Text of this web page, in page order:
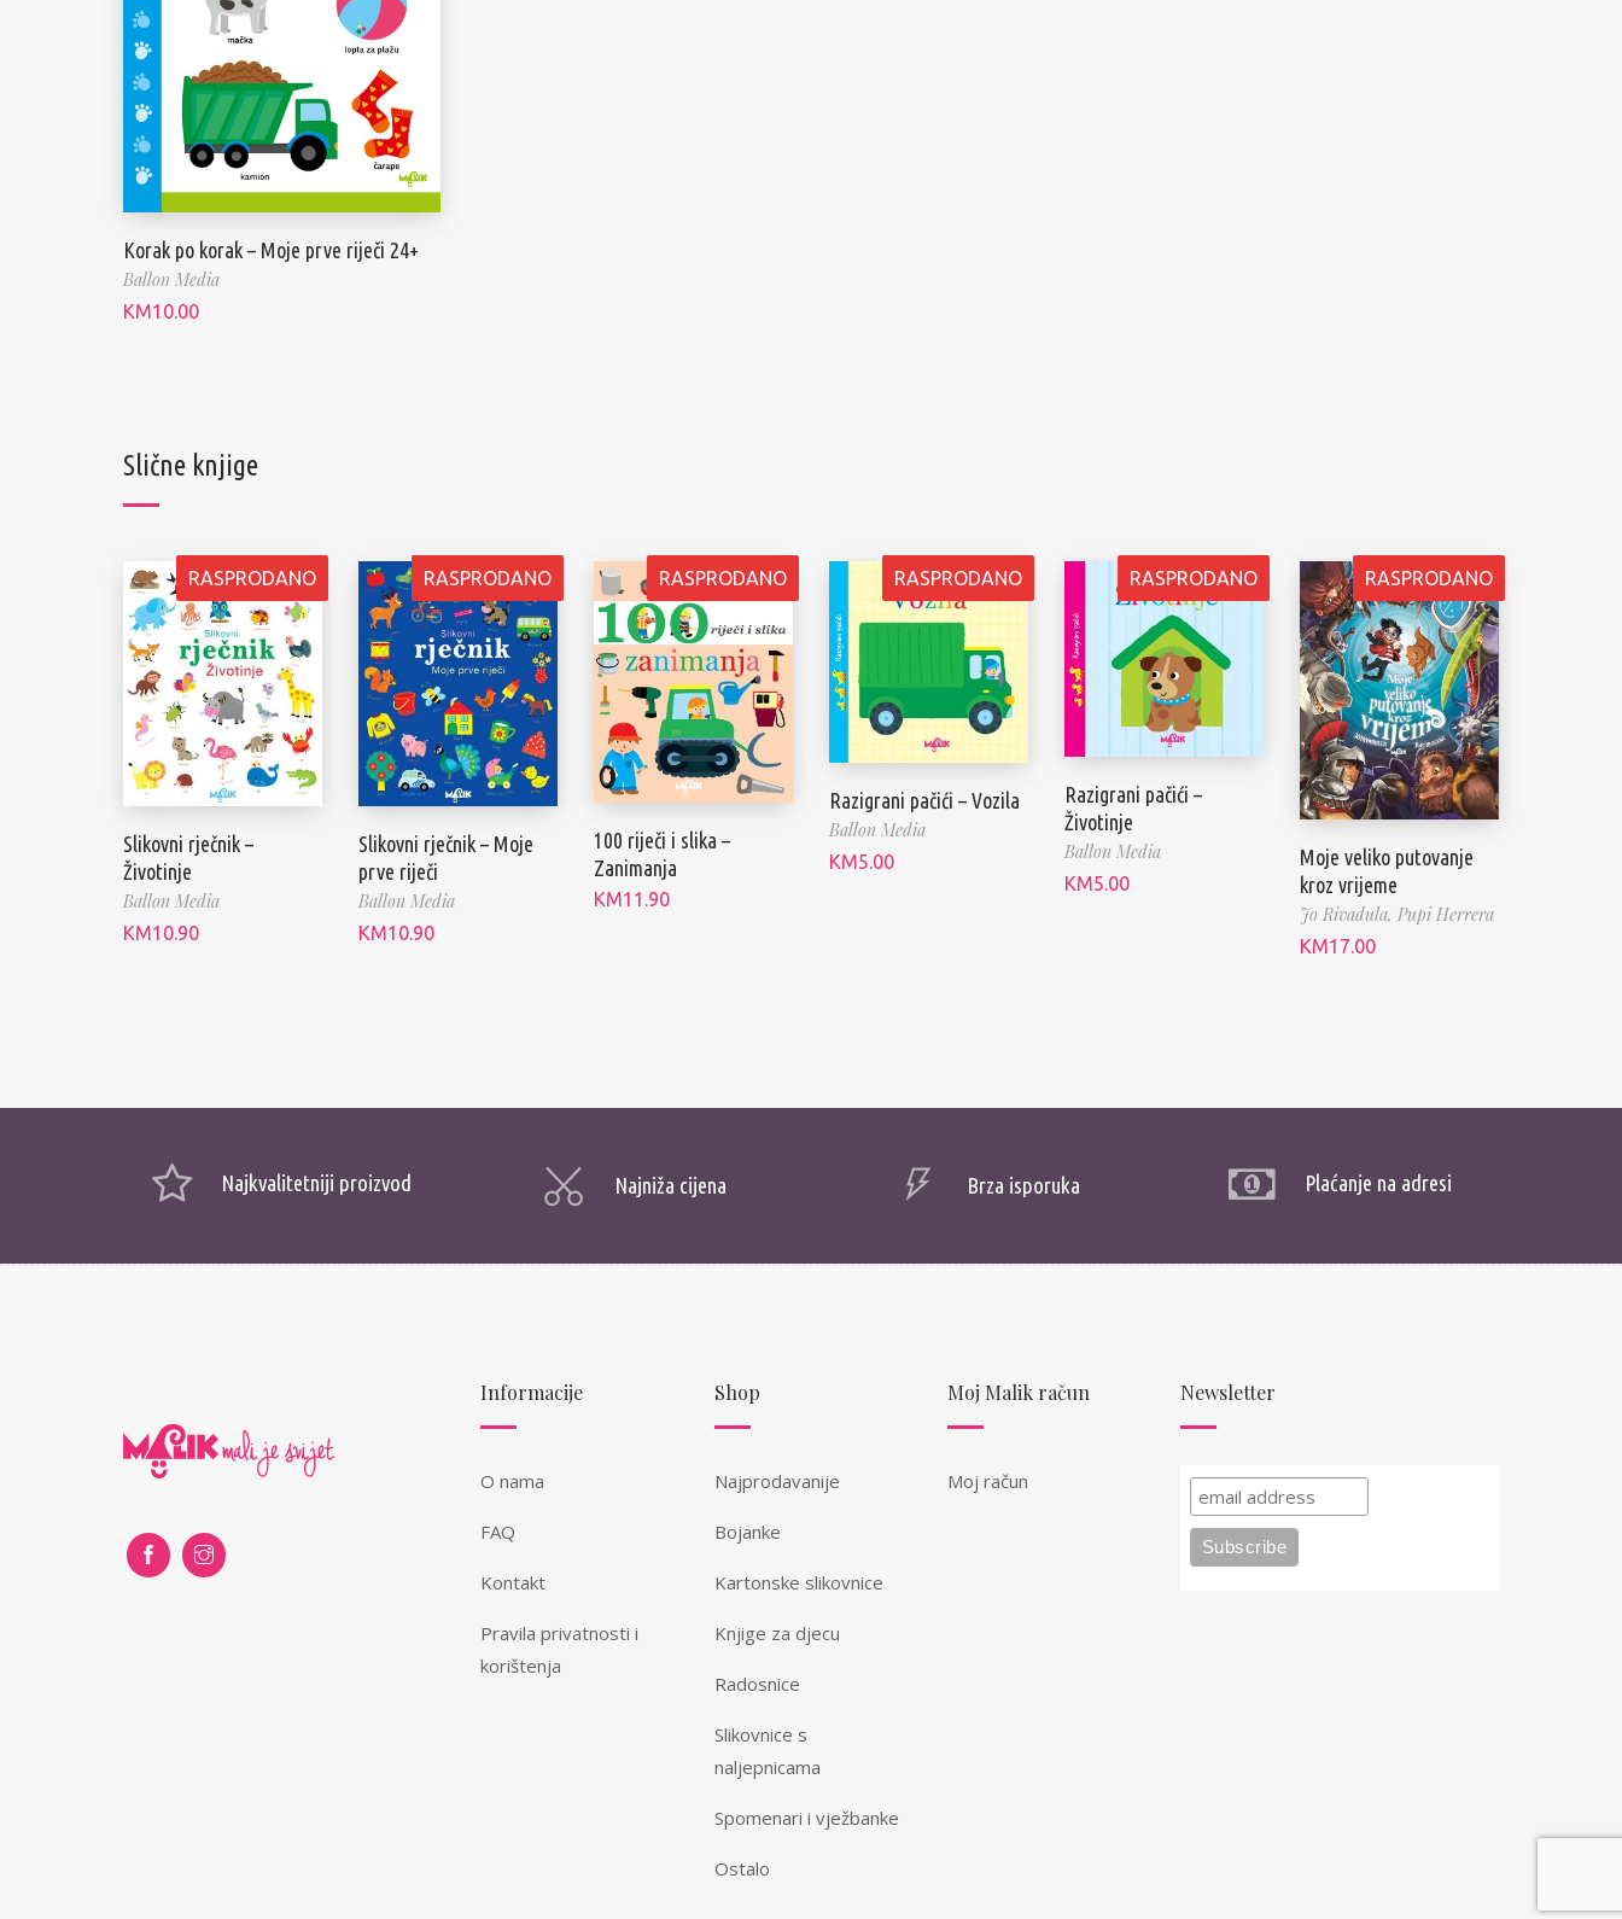
Korak po korak – Moje prve riječi 24+
Ballon Media
KM10.00
Slične knjige
RASPRODANO
Slikovni rječnik –
Životinje
Ballon Media
KM10.90
RASPRODANO
Slikovni rječnik – Moje
prve riječi
Ballon Media
KM10.90
RASPRODANO
100 riječi i slika –
Zanimanja
KM11.90
RASPRODANO
Razigrani pačići – Vozila
Ballon Media
KM5.00
RASPRODANO
Razigrani pačići –
Životinje
Ballon Media
KM5.00
RASPRODANO
Moje veliko putovanje
kroz vrijeme
Jo Rivadula, Pupi Herrera
KM17.00
Najkvalitetniji proizvod Najniža cijena Brza isporuka Plaćanje na adresi
Informacije
O nama
FAQ
Kontakt
Pravila privatnosti i
korištenja
Shop
Najprodavanije
Bojanke
Kartonske slikovnice
Knjige za djecu
Radosnice
Slikovnice s
naljepnicama
Spomenari i vježbanke
Ostalo
Moj Malik račun
Moj račun
Newsletter